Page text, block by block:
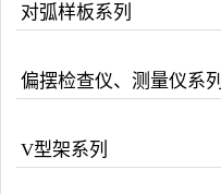
对弧样板系列
偏摆检查仪、测量仪系列
V型架系列